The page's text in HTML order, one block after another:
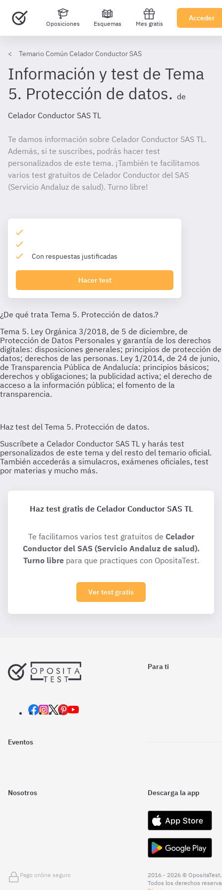
Oposiciones Esquemas Mes gratis
Acceder
Temario Común Celador Conductor SAS
Información y test de Tema
5. Protección de datos. de
Celador Conductor SAS TL
Te damos información sobre Celador Conductor SAS TL.
Además, si te suscribes, podrás hacer test
personalizados de este tema. ¡También te facilitamos
varios test gratuitos de Celador Conductor del SAS
(Servicio Andaluz de salud). Turno libre!
Con respuestas justificadas
Hacer test
Haz test gratis de Celador Conductor SAS TL
Te facilitamos varios test gratuitos de Celador
Conductor del SAS (Servicio Andaluz de salud).
Turno librepara que practiques con OpositaTest.
Ver test gratis
Para ti
Eventos
Nosotros Descarga la app
Pago online seguro
2016 - 2026 © OpositaTest.
Todos los derechos